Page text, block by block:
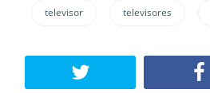
televisor televisores